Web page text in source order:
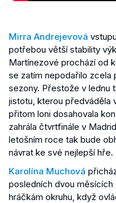
Mirra Andrejevová
potřebou větší stability
Martínezové prochází od
se zatím nepodařilo zcela
sezony. Přestože v lednu
jistotu, kterou předváděla
přitom loni dosahovala
zahrála čtvrtfinále v
letošním roce tak bude
návrat ke své nejlepší hře.
Karolína Muchová
posledních dvou měsících
hráčkám okruhu, když